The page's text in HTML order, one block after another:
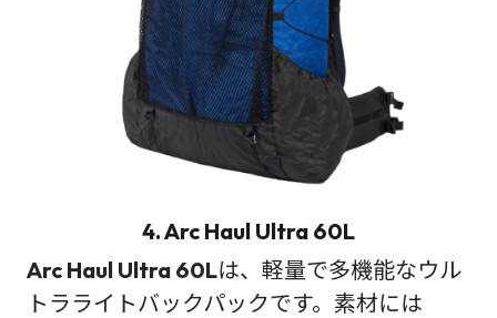
4. Arc Haul Ultra 60L
Arc Haul Ultra 60Lは、軽量で多機能なウル
トラライトバックパックです。素材には